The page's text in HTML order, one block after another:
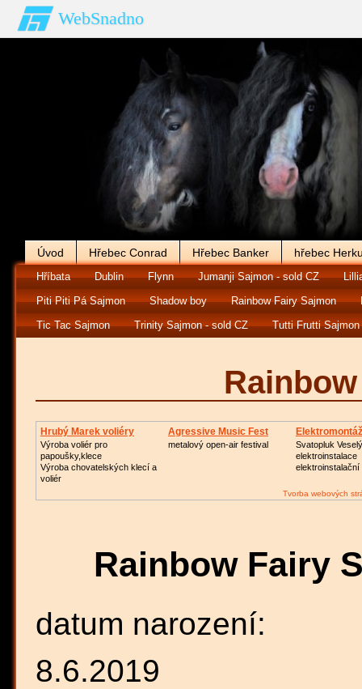
WebSnadno
Úvod Hřebec Conrad Hřebec Banker hřebec
Hříbata Dublin Flynn Jumanji Sajmon - sold CZ
Piti Piti Pá Sajmon
Shadow boy Rainbow Fairy Sajmon
Tic Tac Sajmon
Trinity Sajmon - sold CZ Tutti Frutti Sajmon
Hrubý Marek voliéry
Výroba voliér pro
papoušky,klece
Výroba chovatelských klecí a
voliér
Agressive Music Fest
metalový open-air festival
Svatopluk
elektroinstalace
elektroinstalační
Tvorba webových
Rainbow Fairy
datum narození:
8.6.2019